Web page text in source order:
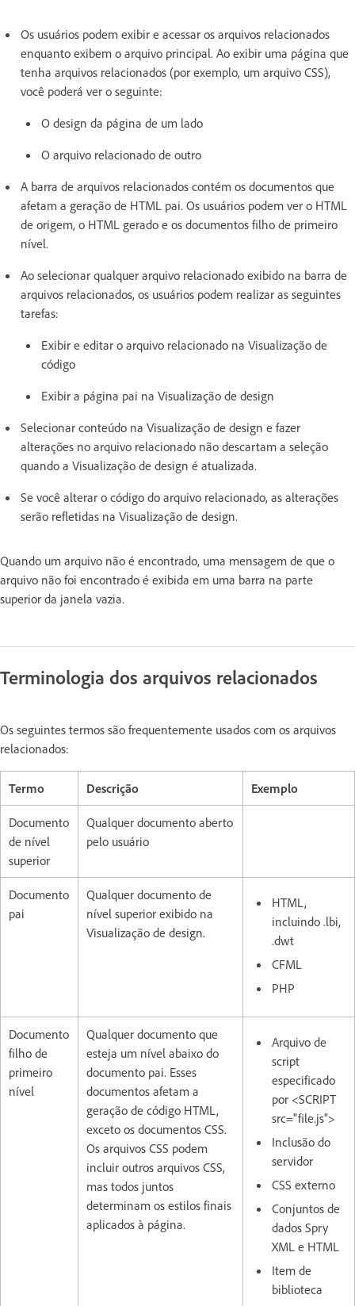
Os usuários podem exibir e acessar os arquivos relacionados
enquanto exibem o arquivo principal. Ao exibir uma página que
tenha arquivos relacionados (por exemplo, um arquivo CSS),
você poderá ver o seguinte:
O design da página de um lado
O arquivo relacionado de outro
A barra de arquivos relacionados contém os documentos que
afetam a geração de HTML pai. Os usuários podem ver o HTML
de origem, o HTML gerado e os documentos filho de primeiro
nível.
Ao selecionar qualquer arquivo relacionado exibido na barra de
arquivos relacionados, os usuários podem realizar as seguintes
tarefas:
Exibir e editar o arquivo relacionado na Visualização de
código
Exibir a página pai na Visualização de design
Selecionar conteúdo na Visualização de design e fazer
alterações no arquivo relacionado não descartam a seleção
quando a Visualização de design é atualizada.
Se você alterar o código do arquivo relacionado, as alterações
serão refletidas na Visualização de design.
Quando um arquivo não é encontrado, uma mensagem de que o
arquivo não foi encontrado é exibida em uma barra na parte
superior da janela vazia.
Terminologia dos arquivos relacionados
Os seguintes termos são frequentemente usados com os arquivos
relacionados:
Termo Descrição Exemplo
Documento
de nível
superior
Qualquer documento aberto
pelo usuário
Documento
pai
Qualquer documento de
nível superior exibido na
Visualização de design.
HTML,
incluindo .lbi,
.dwt
CFML
PHP
Documento
filho de
primeiro
nível
Qualquer documento que
esteja um nível abaixo do
documento pai. Esses
documentos afetam a
geração de código HTML,
exceto os documentos CSS.
Os arquivos CSS podem
incluir outros arquivos CSS,
mas todos juntos
determinam os estilos finais
aplicados à página.
Arquivo de
script
especificado
por <SCRIPT
src="file.js">
Inclusão do
servidor
CSS externo
Conjuntos de
dados Spry
XML e HTML
Item de
biblioteca